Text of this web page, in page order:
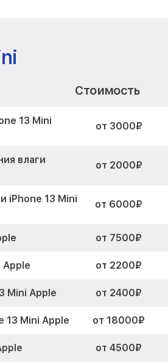
Стоимость
13 Mini
от 3000₽
влаги
от 2000₽
iPhone 13 Mini
от 6000₽
от 7500₽
Apple от 2200₽
Mini Apple от 2400₽
13 Mini Apple от 18000₽
от 4500₽